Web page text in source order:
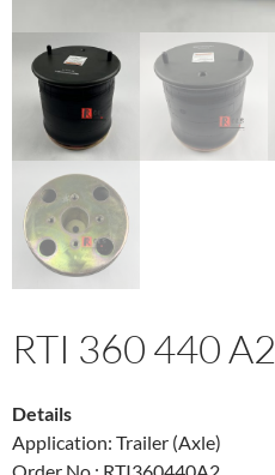
RTI 360 440 A2
Details
Application: Trailer (Axle)